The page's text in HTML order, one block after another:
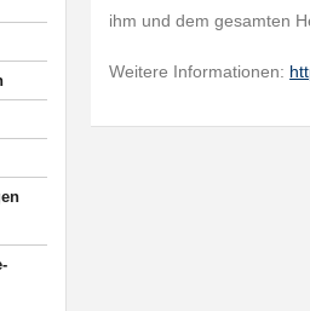
ihm und dem gesamten
Weitere Informationen: